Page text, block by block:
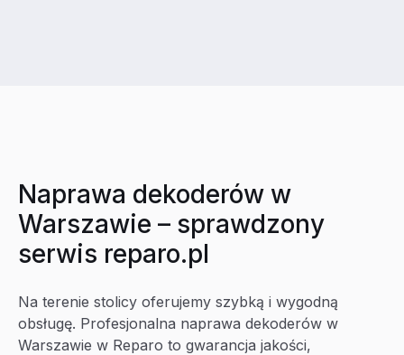
Naprawa dekoderów w
Warszawie – sprawdzony
serwis reparo.pl
Na terenie stolicy oferujemy szybką i wygodną
obsługę. Profesjonalna naprawa dekoderów w
Warszawie w Reparo to gwarancja jakości,